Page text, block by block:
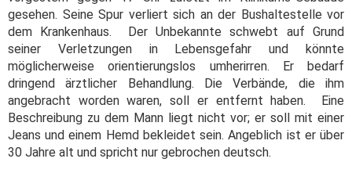
gesehen. Seine Spur verliert sich an der Bushaltestelle vor
dem Krankenhaus. Der Unbekannte schwebt auf Grund
seiner Verletzungen in Lebensgefahr und könnte
möglicherweise orientierungslos umherirren. Er bedarf
dringend ärztlicher Behandlung. Die Verbände, die ihm
angebracht worden waren, soll er entfernt haben. Eine
Beschreibung zu dem Mann liegt nicht vor; er soll mit einer
Jeans und einem Hemd bekleidet sein. Angeblich ist er über
30 Jahre alt und spricht nur gebrochen deutsch.